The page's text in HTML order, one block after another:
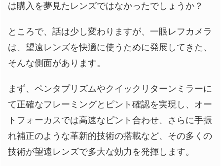
は購入を夢見たレンズではなかったでしょうか？
ところで、話は少し変わりますが、一眼レフカメラ
は、望遠レンズを快適に使うために発展してきた、
そんな側面があります。
まず、ペンタプリズムやクイックリターンミラーに
て正確なフレーミングとピント確認を実現し、オー
トフォーカスでは高速なピント合わせ、さらに手振
れ補正のような革新的技術の搭載など、その多くの
技術が望遠レンズで多大な効力を発揮します。